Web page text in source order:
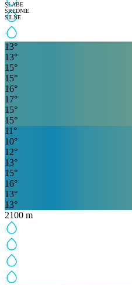
SŁABE
ŚREDNIE
SILNE
13°
13°
15°
15°
16°
17°
15°
15°
11 °
10°
12°
13°
15°
16°
13°
13°
2100 m